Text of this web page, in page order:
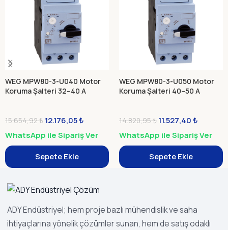
WEG MPW80-3-U040 Motor
Koruma Şalteri 32–40 A
15.654,92₺ 12.176,05₺
WhatsApp ile Sipariş Ver
Sepete Ekle
WEG MPW80-3-U050 Motor
Koruma Şalteri 40–50 A
14.820,95₺ 11.527,40₺
WhatsApp ile Sipariş Ver
Sepete Ekle
ADY Endüstriyel; hem proje bazlı mühendislik ve saha
ihtiyaçlarına yönelik çözümler sunan, hem de satış odaklı